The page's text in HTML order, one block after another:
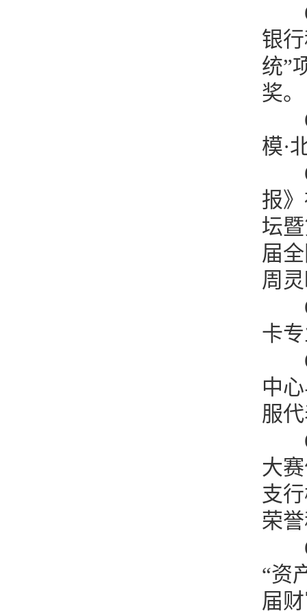
银
统”
奖
模·
报
坛
届
周
卡
中
服
大
支
荣
“资
届